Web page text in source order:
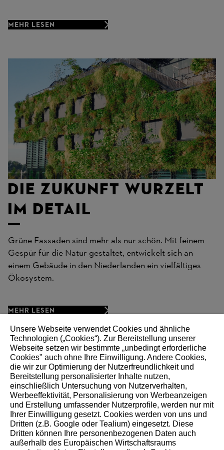
47.000
Quadratmeter
Produktionsfläche für Akku-Packs
und Akku-Geräte
MEHR LESEN
Die Zukunft wurzelt
im Detail
Grüne Fassaden sind mehr als nur schön. Mit feinem
Gespür für die Natur gestaltet, entwickelt sich an
einem Gebäude in den Niederlanden ein vielfältiges
Ökosystem.
MEHR LESEN
WEITEREMPFEHLEN
Über STIHL
Die STIHL Gruppe ist ein international tätiger Weltmarkt-
und Technologieführer. Als langfristig orientiertes
Unsere Webseite verwendet Cookies und ähnliche
Technologien („Cookies“). Zur Bereitstellung unserer
Webseite setzen wir bestimmte „unbedingt erforderliche
Cookies" auch ohne Ihre Einwilligung. Andere Cookies,
die wir zur Optimierung der Nutzerfreundlichkeit und
Bereitstellung personalisierter Inhalte nutzen,
einschließlich Untersuchung von Nutzerverhalten,
Werbeeffektivität, Personalisierung von Werbeanzeigen
und Erstellung umfassender Nutzerprofile, werden nur mit
Ihrer Einwilligung gesetzt. Cookies werden von uns und
Dritten (z.B. Google oder Tealium) eingesetzt. Diese
Dritten können Ihre personenbezogenen Daten auch
außerhalb des Europäischen Wirtschaftsraums